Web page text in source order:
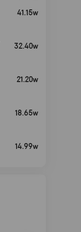
41.15w
32.40w
21.20w
18.65w
14.99w